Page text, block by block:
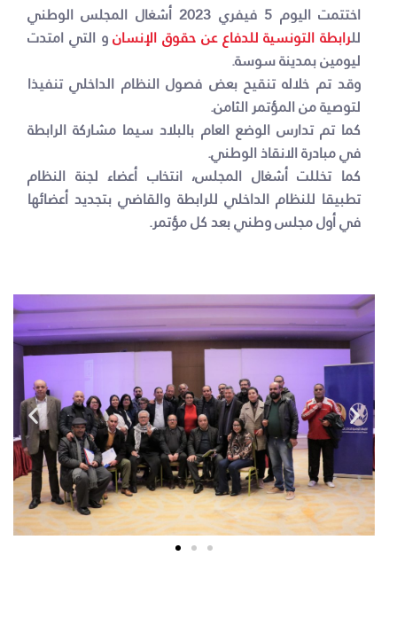
اختتمت اليوم 5 فيفري 2023 أشغال المجلس الوطني
للرابطة التونسية للدفاع عن حقوق الإنسانو التي امتدت
ليومين بمدينة سوسة.
وقد تم خلاله تنقيح بعض فصول النظام الداخلي تنفيذا
لتوصية من المؤتمر الثامن.
كما تم تدارس الوضع العام بالبلاد سيما مشاركة الرابطة
في مبادرة الانقاذ الوطني.
كما تخللت أشغال المجلس، انتخاب أعضاء لجنة النظام
تطبيقا للنظام الداخلي للرابطة والقاضي بتجديد أعضائها
في أول مجلس وطني بعد كل مؤتمر.